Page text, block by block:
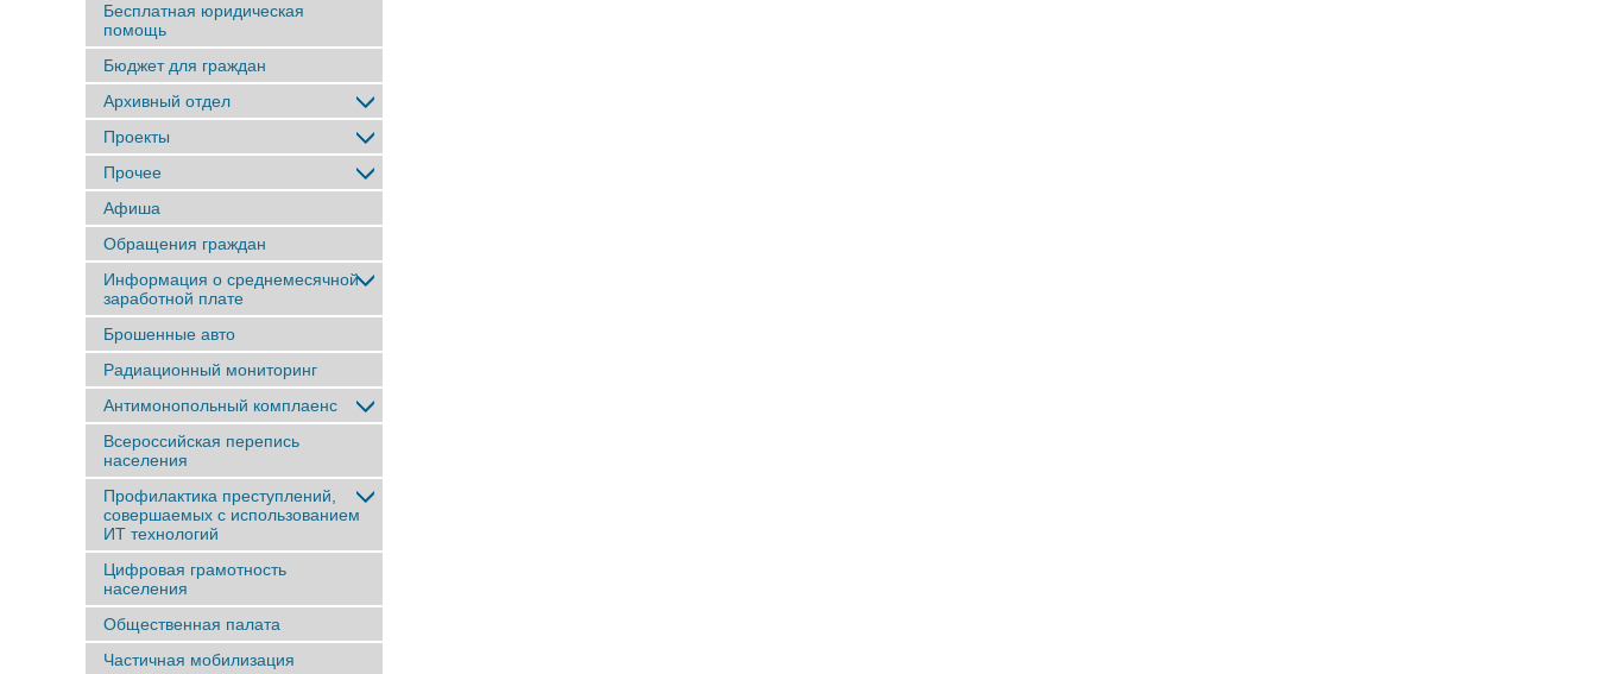
Бесплатная юридическая
помощь
Бюджет для граждан
Архивный отдел
Проекты
Прочее
Афиша
Обращения граждан
Информация о среднемесячной
заработной плате
Брошенные авто
Радиационный мониторинг
Антимонопольный комплаенс
Всероссийская перепись
населения
Профилактика преступлений,
совершаемых с использованием
ИТ технологий
Цифровая грамотность
населения
Общественная палата
Частичная мобилизация